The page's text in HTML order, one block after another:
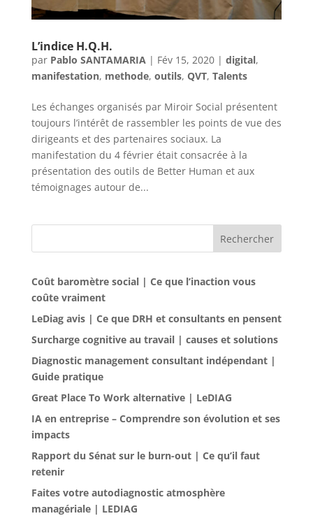
L’indice H.Q.H.
par Pablo SANTAMARIA | Fév 15, 2020| digital,
manifestation, methode, outils, QVT, Talents
Les échanges organisés par Miroir Social présentent
toujours l’intérêt de rassembler les points de vue des
dirigeants et des partenaires sociaux. La
manifestation du 4 février était consacrée à la
présentation des outils de Better Human et aux
témoignages autour de...
Rechercher
Coût baromètre social | Ce que l’inaction vous
coûte vraiment
LeDiag avis | Ce que DRH et consultants en pensent
Surcharge cognitive au travail | causes et solutions
Diagnostic management consultant indépendant |
Guide pratique
Great Place To Work alternative | LeDIAG
IA en entreprise – Comprendre son évolution et ses
impacts
Rapport du Sénat sur le burn-out | Ce qu’il faut
retenir
Faites votre autodiagnostic atmosphère
managériale | LEDIAG